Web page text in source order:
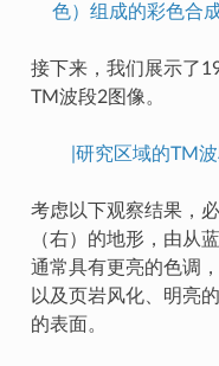
色）组成的彩色合
接下来，我们展示了
TM波段2图像。
|研究区域的TM
考虑以下观察结果，
（右）的地形，由从
通常具有更亮的色调
以及页岩风化、明亮
的表面。